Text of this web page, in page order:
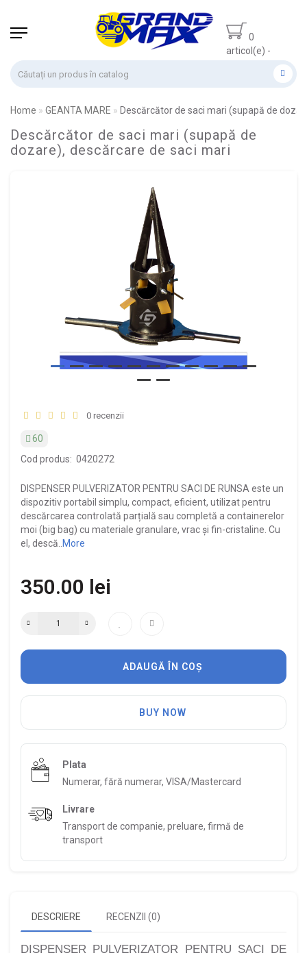
0
articol(e) -
Home GEANTA MARE Descărcător de saci mari (supapă de
Descărcător de saci mari (supapă de
dozare), descărcare de saci mari
0 recenzii
60
Cod produs: 0420272
DISPENSER PULVERIZATOR PENTRU SACI DE RUNSA este un
dispozitiv portabil simplu, compact, eficient, utilizat pentru
descărcarea controlată parțială sau completă a containerelor
moi (big bag) cu materiale granulare, vrac și fin-cristaline. Cu
el, descă.. More
350.00 lei
ADAUGĂ ÎN COȘ
BUY NOW
Plata
Numerar, fără numerar, VISA/Mastercard
Livrare
Transport de companie, preluare, firmă de
transport
DESCRIERE RECENZII (0)
DISPENSER PULVERIZATOR PENTRU SACI DE